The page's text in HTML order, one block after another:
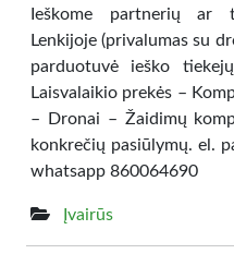
Ieškome partnerių ar
Lenkijoje (privalumas su
parduotuvė ieško
Laisvalaikio prekės –
– Dronai – Žaidimų
konkrečių pasiūlymų. el.
whatsapp 860064690
Įvairūs